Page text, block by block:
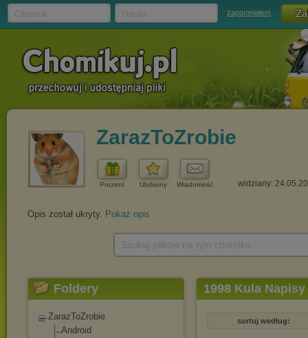
zapomniałem
ZarazToZrobie
Prezent Ulubiony Wiadomość widziany:
Opis został ukryty. Pokaż opis
Foldery
ZarazToZrobie
Android
1998 Kula Napisy
sortuj według: